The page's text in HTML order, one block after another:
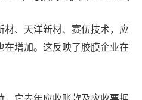
、天洋新材、赛伍技术，应
增加。这反映了胶膜企业在